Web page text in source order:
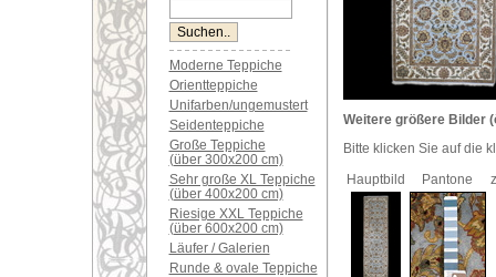
Moderne Teppiche
Orientteppiche
Unifarben/ungemustert
Seidenteppiche
Große Teppiche
(über 300x200 cm)
Sehr große XL Teppiche
(über 400x200 cm)
Riesige XXL Teppiche
(über 600x200 cm)
Läufer / Galerien
Runde & ovale Teppiche
Weitere größere Bilder
Bitte klicken Sie auf die
Hauptbild
Pantone